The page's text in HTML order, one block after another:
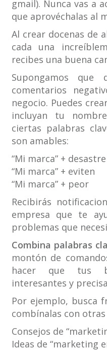
gmail). Nunca vas a
que aprovéchalas al
Al crear docenas de
cada una
recibes una buena
Supongamos que
comentarios
negocio. Puedes
incluyan tu
ciertas palabras
son amables:
“Mi marca” + desastre
“Mi marca” + eviten
“Mi marca” + peor
Recibirás
empresa que te
problemas que
Combina palabras
montón de
hacer que tus
interesantes y
Por ejemplo, busca
combínalas con
Consejos de
Ideas de “marketing